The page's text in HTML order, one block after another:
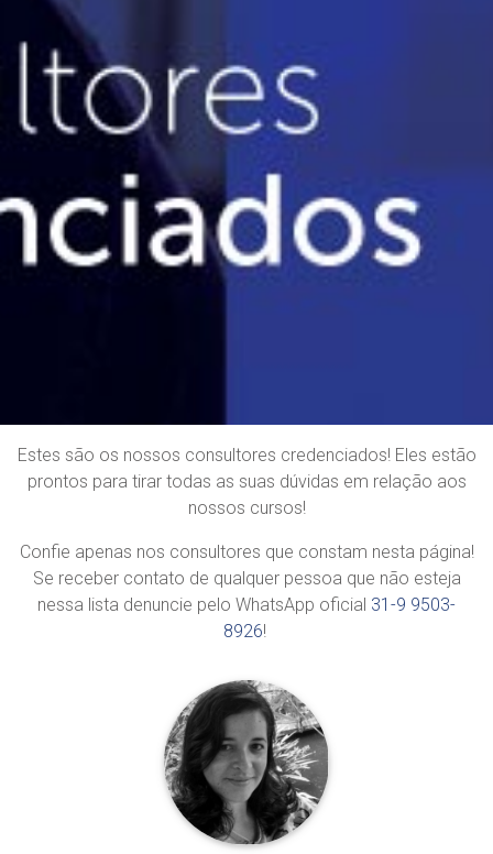
Estes são os nossos consultores credenciados! Eles estão
prontos para tirar todas as suas dúvidas em relação aos
nossos cursos!
Confie apenas nos consultores que constam nesta página!
Se receber contato de qualquer pessoa que não esteja
nessa lista denuncie pelo WhatsApp oficial 31-9 9503-
8926!